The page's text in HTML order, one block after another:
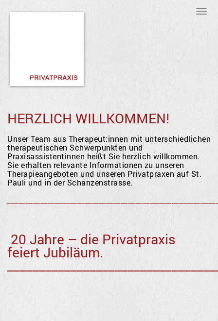
HERZLICH WILLKOMMEN!
Unser Team aus Therapeut:innen mit unterschiedlichen
therapeutischen Schwerpunkten und
Praxisassistentinnen heißt Sie herzlich willkommen.
Sie erhalten relevante Informationen zu unseren
Therapieangeboten und unseren Privatpraxen auf St.
Pauli und in der Schanzenstrasse.
20 Jahre – die Privatpraxis
feiert Jubiläum.